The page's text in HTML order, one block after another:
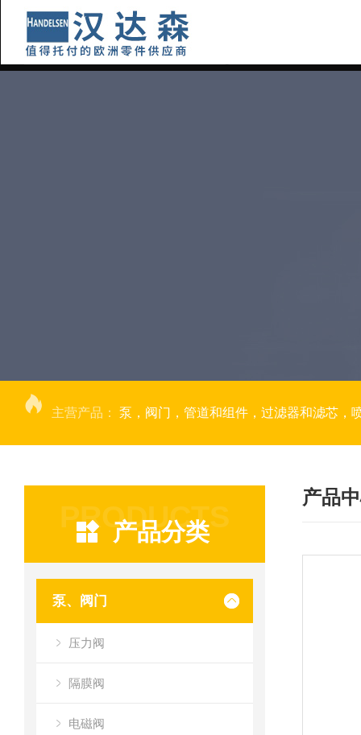
主营产品： 泵，阀门，管道和组件，过滤器和滤芯，
PRODUCTS
产品分类
泵、阀门
压力阀
隔膜阀
电磁阀
产品